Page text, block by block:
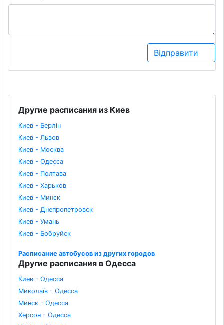
Відправити
Другие расписания из Киев
Киев - Берлін
Киев - Львов
Киев - Москва
Киев - Одесса
Киев - Полтава
Киев - Харьков
Киев - Минск
Киев - Днепропетровск
Киев - Умань
Киев - Бобруйск
Расписание автобусов из других городов
Другие расписания в Одесса
Киев - Одесса
Миколаїв - Одесса
Минск - Одесса
Херсон - Одесса